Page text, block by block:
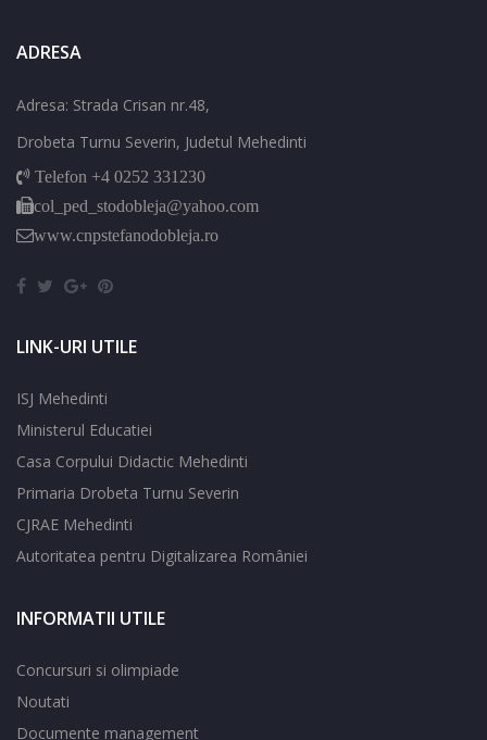
ADRESA
Adresa: Strada Crisan nr.48,
Drobeta Turnu Severin, Judetul Mehedinti
Telefon +4 0252 331230
col_ped_stodobleja@yahoo.com
www.cnpstefanodobleja.ro
LINK-URI UTILE
ISJ Mehedinti
Ministerul Educatiei
Casa Corpului Didactic Mehedinti
Primaria Drobeta Turnu Severin
CJRAE Mehedinti
Autoritatea pentru Digitalizarea României
INFORMATII UTILE
Concursuri si olimpiade
Noutati
Documente management